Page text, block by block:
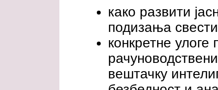
како развити
подизања свести
конкретне
вештачку